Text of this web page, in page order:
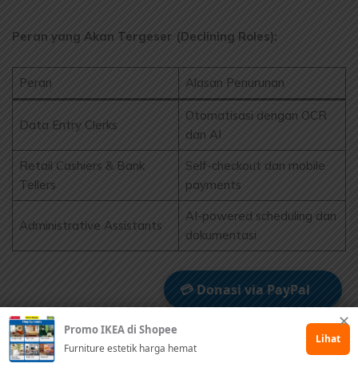
Peran yang Akan Tergeser (Declining Roles):
Peran Alasan Penurunan
Data Entry Clerks
Otomatisasi dengan OCR
dan AI
Retail Cashiers & Bank
Tellers
Self-checkout dan mobile
payments
Administrative Assistants
AI-powered scheduling dan
dokumentasi
💳 Donasi via PayPal
🤲 Dukung via Kitabisa
✕
Promo IKEA di Shopee
Furniture estetik harga hemat
Lihat